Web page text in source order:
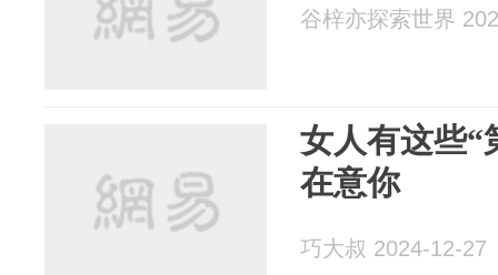
谷梓亦探索世界
女人有这些“
在意你
巧大叔 2024-12-27